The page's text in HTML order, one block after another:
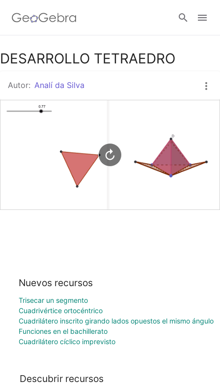
Google Classroom
GeoGebra Classroom
DESARROLLO TETRAEDRO
Autor: Analí da Silva
Nuevos recursos
Trisecar un segmento
Cuadrivértice ortocéntrico
Cuadrilátero inscrito girando lados opuestos el mismo ángulo
Funciones en el bachillerato
Cuadrilátero cíclico imprevisto
Descubrir recursos